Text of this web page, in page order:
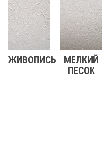
ЖИВОПИСЬ
МЕЛКИЙ
ПЕСОК